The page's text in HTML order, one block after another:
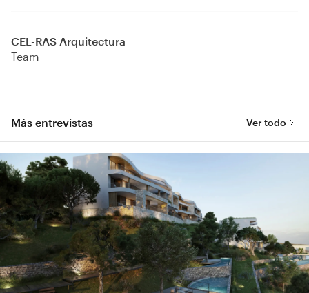
CEL-RAS Arquitectura
Team
Más entrevistas Ver todo